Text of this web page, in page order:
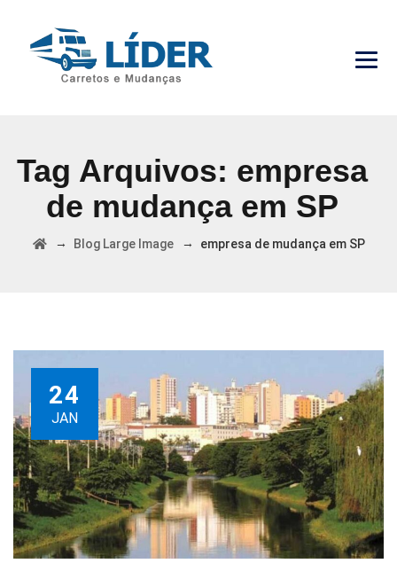
Tag Arquivos: empresa
de mudança em SP
→ Blog Large Image→ empresa de mudança em SP
24
JAN